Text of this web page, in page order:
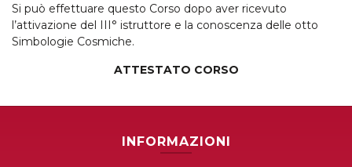
Si può effettuare questo Corso dopo aver ricevuto
l’attivazione del III° istruttore e la conoscenza delle otto
Simbologie Cosmiche.
ATTESTATO CORSO
INFORMAZIONI